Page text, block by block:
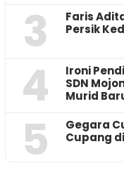
3
Faris
Persik
4
Ironi
SDN
Murid
5
‎Gegara
Cupang